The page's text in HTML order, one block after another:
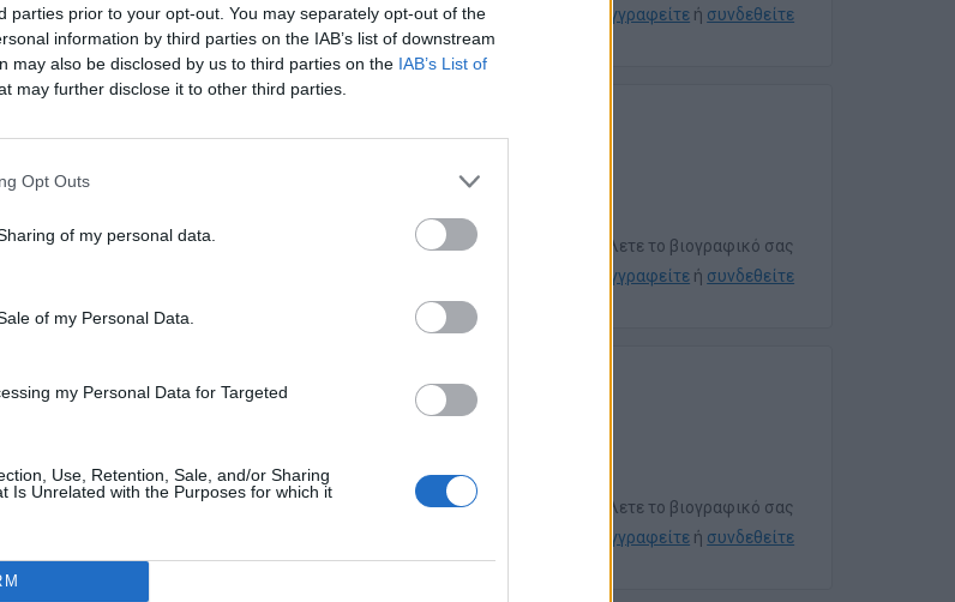
parties prior to your opt-out. You may separately opt-out of the
information by third parties on the IAB’s list of downstream
may also be disclosed by us to third parties on the IAB’s List of
may further disclose it to other third parties.
Opt Outs
of my personal data.
of my Personal Data.
my Personal Data for Targeted
Use, Retention, Sale, and/or Sharing
Is Unrelated with the Purposes for which it
| Μερική απασχόληση
εγγραφείτε ή συνδεθείτε
/ Πωλητής
| ΡΟΔΟΣ
Για να στείλετε το βιογραφικό σας
εγγραφείτε ή συνδεθείτε
Για να στείλετε το βιογραφικό σας
εγγραφείτε ή συνδεθείτε